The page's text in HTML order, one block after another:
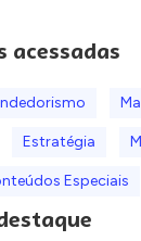
acessadas
Estratégia
Especiais